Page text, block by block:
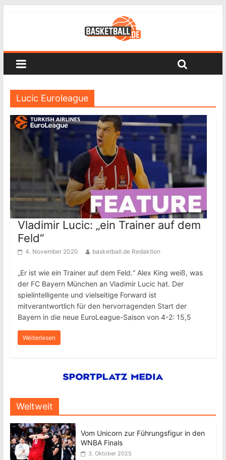
Lucic Euroleague
Vladimir Lucic: „ein Trainer auf dem
Feld“
4. November 2020 basketball.de Redaktion
„Er ist wie ein Trainer auf dem Feld.“ Alex King weiß, was
der FC Bayern München an Vladimir Lucic hat. Der
spielintelligente und vielseitige Forward ist
mitverantwortlich für den hervorragenden Start der
Bayern in die neue EuroLeague-Saison von 4-2: 15,5
Weiterlesen
Weltweit
Vom Unicorn zur Führungsfigur in den
WNBA Finals
3. Oktober 2025